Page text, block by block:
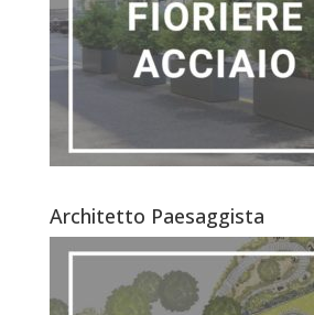
Architetto Paesaggista